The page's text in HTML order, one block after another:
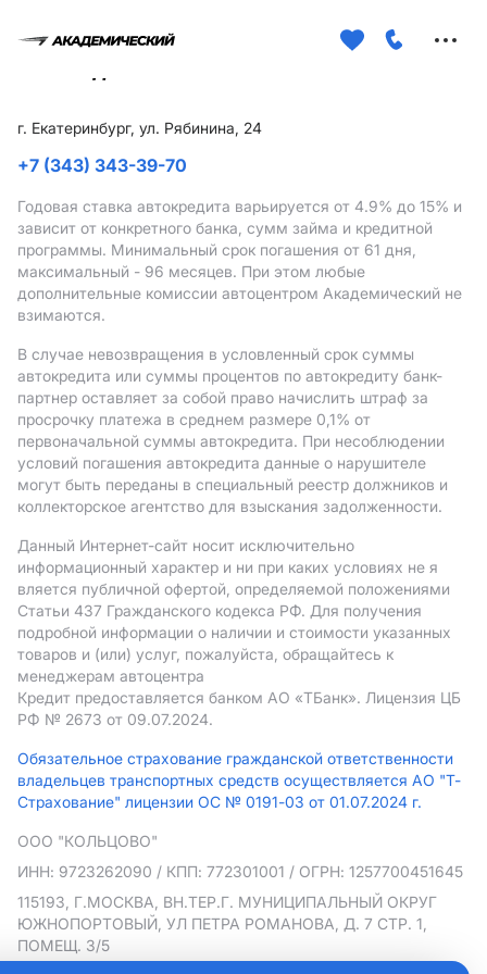
г. Екатеринбург, ул. Рябинина, 24
+7 (343) 343-39-70
Годовая ставка автокредита варьируется от 4.9% до 15% и
зависит от конкретного банка, сумм займа и кредитной
программы. Минимальный срок погашения от 61 дня,
максимальный - 96 месяцев. При этом любые
дополнительные комиссии автоцентром Академический не
взимаются.
В случае невозвращения в условленный срок суммы
автокредита или суммы процентов по автокредиту банк-
партнер оставляет за собой право начислить штраф за
просрочку платежа в среднем размере 0,1% от
первоначальной суммы автокредита. При несоблюдении
условий погашения автокредита данные о нарушителе
могут быть переданы в специальный реестр должников и
коллекторское агентство для взыскания задолженности.
Данный Интернет-сайт носит исключительно
информационный характер и ни при каких условиях не я
вляется публичной офертой, определяемой положениями
Статьи 437 Гражданского кодекса РФ. Для получения
подробной информации о наличии и стоимости указанных
товаров и (или) услуг, пожалуйста, обращайтесь к
менеджерам автоцентра
Кредит предоставляется банком АO «ТБанк». Лицензия ЦБ
РФ № 2673 от 09.07.2024.
Обязательное страхование гражданской ответственности
владельцев транспортных средств осуществляется АО "Т-
Страхование" лицензии ОС № 0191-03 от 01.07.2024 г.
ООО "КОЛЬЦОВО"
ИНН: 9723262090 / КПП: 772301001 / ОГРН: 1257700451645
115193, Г.МОСКВА, ВН.ТЕР.Г. МУНИЦИПАЛЬНЫЙ ОКРУГ
ЮЖНОПОРТОВЫЙ, УЛ ПЕТРА РОМАНОВА, Д. 7 СТР. 1,
ПОМЕЩ. 3/5